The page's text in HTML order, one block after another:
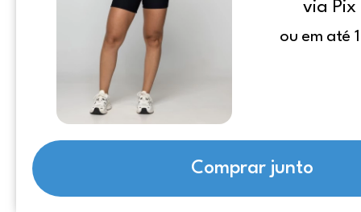
via Pix
ou em até
Comprar junto